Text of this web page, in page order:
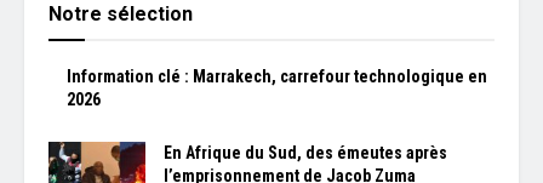
Notre sélection
Information clé : Marrakech, carrefour technologique en
2026
En Afrique du Sud, des émeutes après
l’emprisonnement de Jacob Zuma